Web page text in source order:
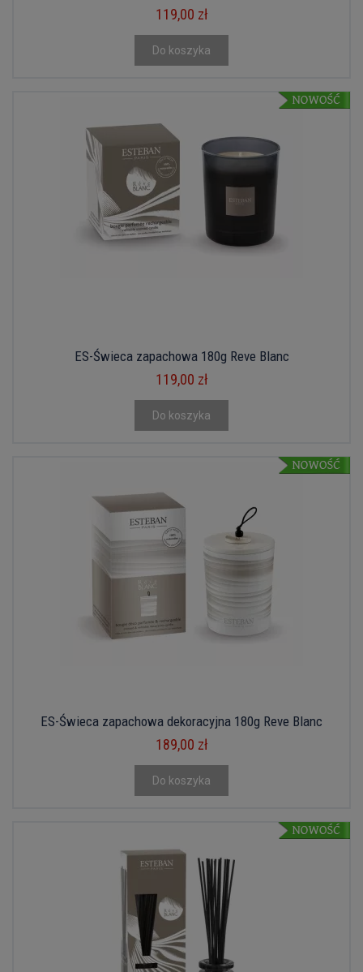
119,00 zł
Do koszyka
ES-Świeca zapachowa 180g Reve Blanc
119,00 zł
Do koszyka
ES-Świeca zapachowa dekoracyjna 180g Reve Blanc
189,00 zł
Do koszyka